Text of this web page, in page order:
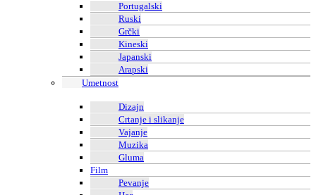
Portugalski
Ruski
Grčki
Kineski
Japanski
Arapski
Umetnost
Dizajn
Crtanje i slikanje
Vajanje
Muzika
Gluma
Film
Pevanje